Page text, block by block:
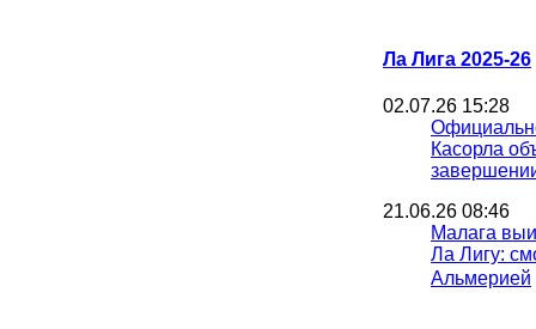
Ла Лига 2025-26
02.07.26 15:28
Касорла
21.06.26 08:46
Малага
Ла Лигу:
Альмерией